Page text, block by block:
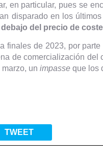
en particular, pues se
disparado en los
del precio de coste
finales de 2023, por
de comercialización
un impasse que los
TWEET